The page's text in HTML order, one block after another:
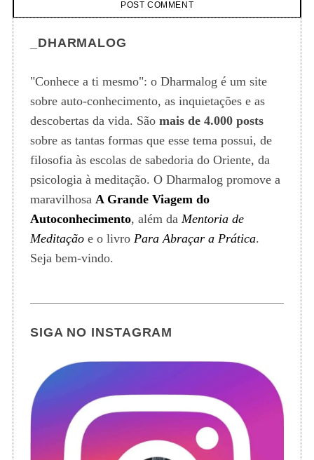
_DHARMALOG
"Conhece a ti mesmo": o Dharmalog é um site
sobre auto-conhecimento, as inquietações e as
descobertas da vida. São mais de 4.000 posts
sobre as tantas formas que esse tema possui, de
filosofia às escolas de sabedoria do Oriente, da
psicologia à meditação. O Dharmalog promove a
maravilhosa A Grande Viagem do
Autoconhecimento, além da Mentoria de
Meditaçãoe o livro Para Abraçar a Prática.
Seja bem-vindo.
SIGA NO INSTAGRAM